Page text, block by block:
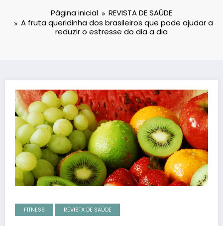
Página inicial
REVISTA DE SAÚDE
A fruta queridinha dos brasileiros que pode ajudar a
reduzir o estresse do dia a dia
FITNESS REVISTA DE SAÚDE